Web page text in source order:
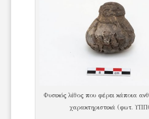
Φυσικός λίθος που φέρει κάποια
χαρακτηριστικά (φωτ.